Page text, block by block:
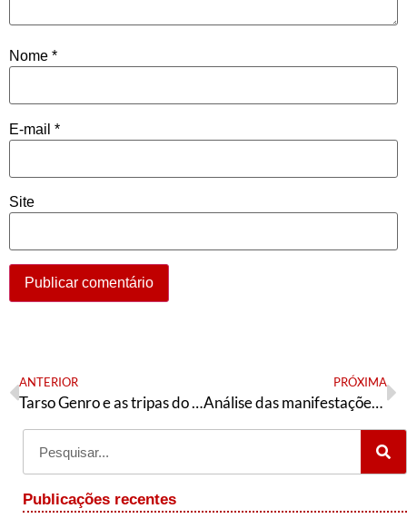
Nome *
E-mail *
Site
ANTERIOR
Tarso Genro e as tripas do fascismo
PRÓXIMA
Análise das manifestações de 2 de outubro e resolução sobre conjuntura
Publicações recentes